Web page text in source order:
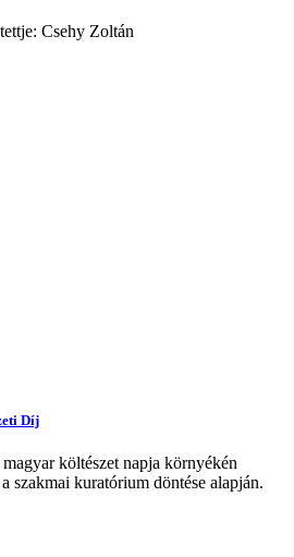
Csehy Zoltán
Díj
költészet napja környékén
szakmai kuratórium döntése alapján.